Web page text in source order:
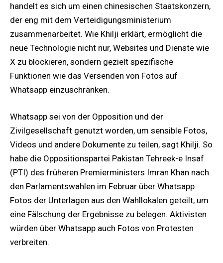
handelt es sich um einen chinesischen Staatskonzern,
der eng mit dem Verteidigungsministerium
zusammenarbeitet. Wie Khilji erklärt, ermöglicht die
neue Technologie nicht nur, Websites und Dienste wie
X zu blockieren, sondern gezielt spezifische
Funktionen wie das Versenden von Fotos auf
Whatsapp einzuschränken.
Whatsapp sei von der Opposition und der
Zivilgesellschaft genutzt worden, um sensible Fotos,
Videos und andere Dokumente zu teilen, sagt Khilji. So
habe die Oppositionspartei Pakistan Tehreek-e Insaf
(PTI) des früheren Premierministers Imran Khan nach
den Parlamentswahlen im Februar über Whatsapp
Fotos der Unterlagen aus den Wahllokalen geteilt, um
eine Fälschung der Ergebnisse zu belegen. Aktivisten
würden über Whatsapp auch Fotos von Protesten
verbreiten.